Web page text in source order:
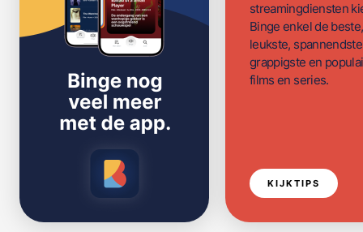
streamingdiensten
Binge enkel de beste,
leukste,
grappigste en
films en series.
KIJKTIPS